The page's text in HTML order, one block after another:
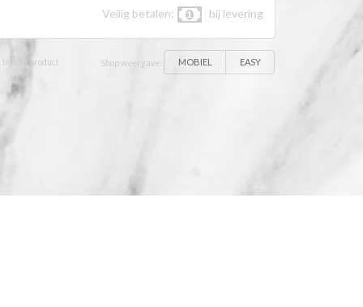
Veilig betalen: bij levering
In-site product Shop weergave: MOBIEL EASY